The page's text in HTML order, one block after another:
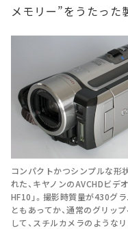
メモリー”をうたった
コンパクトかつシンプルな形
れた、キヤノンのAVCHDビデ
HF10」。撮影時質量が430グ
ともあってか、通常のグリッ
して、スチルカメラのような